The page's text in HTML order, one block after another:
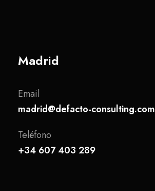
Madrid
Email
madrid@defacto-consulting.com
Teléfono
+34 607 403 289